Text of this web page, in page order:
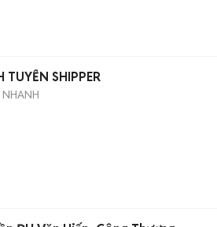
SHIPPER